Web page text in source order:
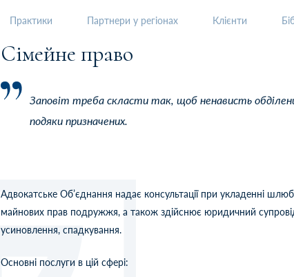
Практики Партнери у регіонах Клієнти
Сімейне право
Заповіт треба скласти так, щоб ненависть
подяки призначених.
Адвокатське Об’єднання надає консультації при укладенні
майнових прав подружжя, а також здійснює юридичний
усиновлення, спадкування.
Основні послуги в цій сфері: